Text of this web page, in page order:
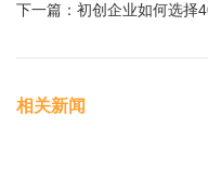
下一篇： 初创企业如何选择
相关新闻